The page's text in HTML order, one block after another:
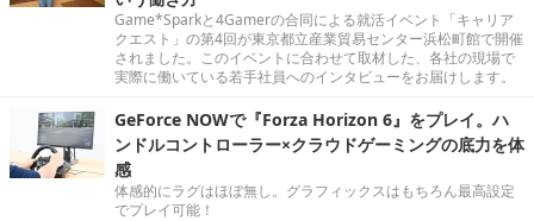
Game*Sparkと4Gamerの合同による就活イベント「キャリア
クエスト」の第4回が東京都立産業貿易センター浜松町館で開催
されました。このイベントに合わせて取材した、各社の現場で
実際に働いている若手社員へのインタビューをお届けします。
GeForce NOWで『Forza Horizon 6』をプレイ。ハ
ンドルコントローラー×クラウドゲーミングの底力を体
感
体感的にラグはほぼ無し。グラフィックスはもちろん最高設定
でプレイ可能！